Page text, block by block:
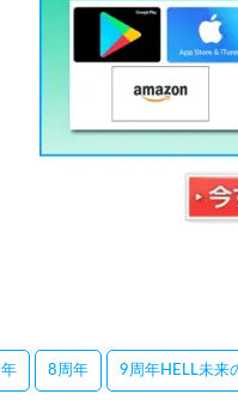
8周年 9周年HELL未来